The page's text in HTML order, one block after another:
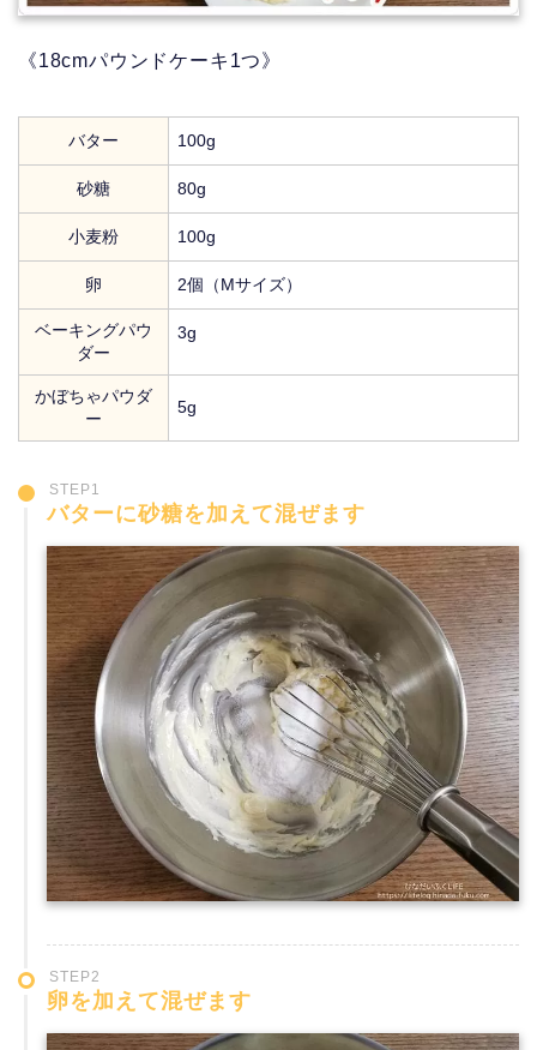
《18cmパウンドケーキ1つ》
バター 100g
砂糖 80g
小麦粉 100g
卵 2個（Mサイズ）
ベーキングパウ
ダー
3g
かぼちゃパウダ
ー
5g
STEP1
バターに砂糖を加えて混ぜます
STEP2
卵を加えて混ぜます